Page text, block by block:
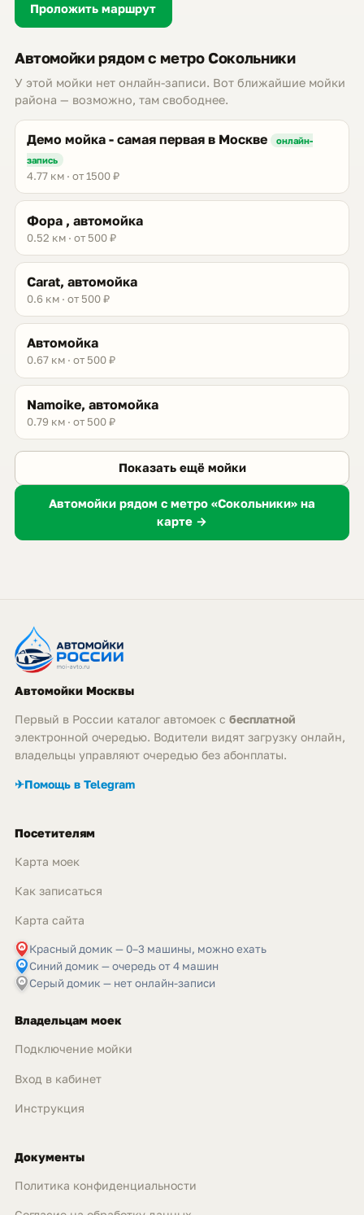
Проложить маршрут
Автомойки рядом с метро Сокольники
У этой мойки нет онлайн-записи. Вот ближайшие мойки
района — возможно, там свободнее.
Демо мойка - самая первая в Москве
онлайн-
запись
4.77 км · от 1500 ₽
Фора , автомойка
0.52 км · от 500 ₽
Carat, автомойка
0.6 км · от 500 ₽
Автомойка
0.67 км · от 500 ₽
Namoike, автомойка
0.79 км · от 500 ₽
Показать ещё мойки
Автомойки рядом с метро «Сокольники» на
карте →
Автомойки Москвы
Первый в России каталог автомоек с бесплатной
электронной очередью. Водители видят загрузку онлайн,
владельцы управляют очередью без абонплаты.
✈Помощь в Telegram
Посетителям
Карта моек
Как записаться
Карта сайта
Красный домик — 0–3 машины, можно ехать
Синий домик — очередь от 4 машин
Серый домик — нет онлайн-записи
Владельцам моек
Подключение мойки
Вход в кабинет
Инструкция
Документы
Политика конфиденциальности